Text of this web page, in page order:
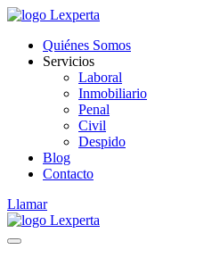
Quiénes Somos
Servicios
Laboral
Inmobiliario
Penal
Civil
Despido
Blog
Contacto
Llamar